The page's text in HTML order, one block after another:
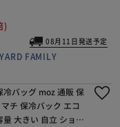
おしゃれ 大人 ブラ
オシャレ かわいい
)
08月11日発送予定
FAMILY
冷バッグ moz 通販 保
チ 保冷バック エコ
量 大きい 自立 ショッ